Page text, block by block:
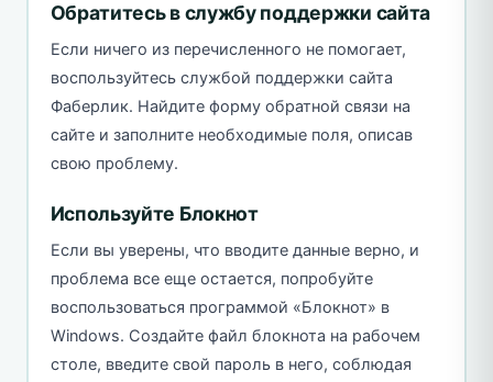
Обратитесь в службу поддержки сайта
Если ничего из перечисленного не помогает,
воспользуйтесь службой поддержки сайта
Фаберлик. Найдите форму обратной связи на
сайте и заполните необходимые поля, описав
свою проблему.
Используйте Блокнот
Если вы уверены, что вводите данные верно, и
проблема все еще остается, попробуйте
воспользоваться программой «Блокнот» в
Windows. Создайте файл блокнота на рабочем
столе, введите свой пароль в него, соблюдая